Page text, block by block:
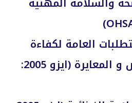
العامة لكفاءة
مختبرات الفحص و المعايرة (ايزو 2005: